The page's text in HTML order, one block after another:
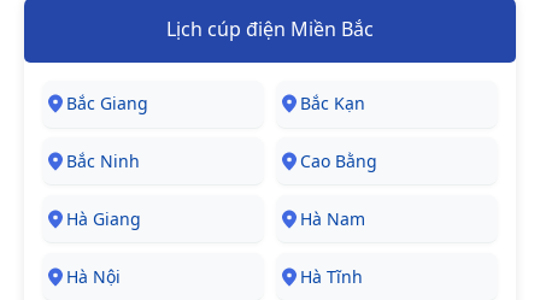
Lịch cúp điện Miền Bắc
Bắc Giang Bắc Kạn
Bắc Ninh Cao Bằng
Hà Giang Hà Nam
Hà Nội Hà Tĩnh